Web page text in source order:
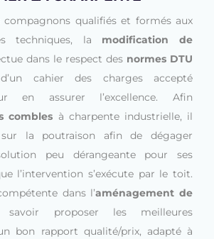
compagnons qualifiés et formés aux
techniques, la modification de
dans le respect des normes DTU
cahier des charges accepté
en assurer l’excellence. Afin
combles à charpente industrielle, il
la poutraison afin de dégager
peu dérangeante pour ses
l’intervention s’exécute par le toit.
dans l’aménagement de
proposer les meilleures
bon rapport qualité/prix, adapté à